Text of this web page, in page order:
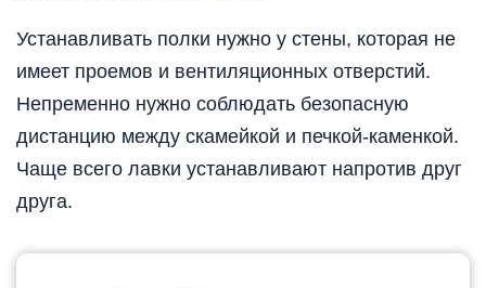
Устанавливать полки нужно у стены, которая не
имеет проемов и вентиляционных отверстий.
Непременно нужно соблюдать безопасную
дистанцию между скамейкой и печкой-каменкой.
Чаще всего лавки устанавливают напротив друг
друга.